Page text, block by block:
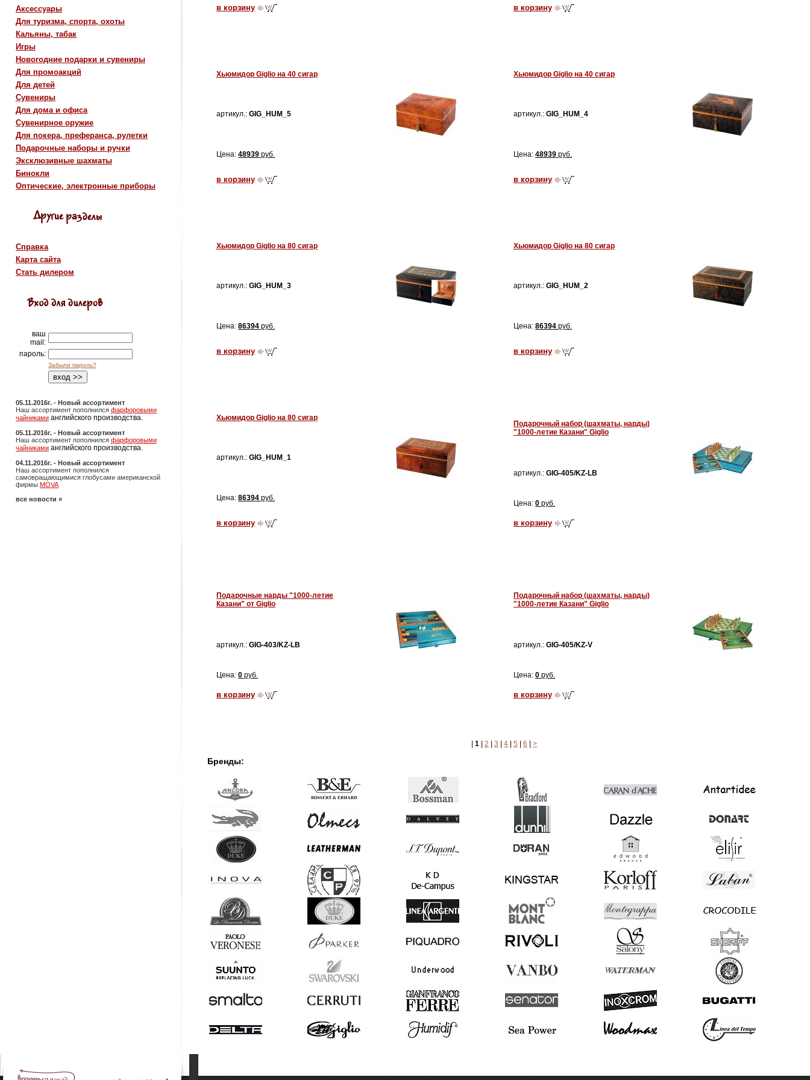
Аксессуары
Для туризма, спорта, охоты
Кальяны, табак
Игры
Новогодние подарки и сувениры
Для промоакций
Для детей
Сувениры
Для дома и офиса
Сувенирное оружие
Для покера, преферанса, рулетки
Подарочные наборы и ручки
Эксклюзивные шахматы
Бинокли
Оптические, электронные приборы
Справка
Карта сайта
Стать дилером
ваш
mail:
пароль:
Забыли пароль?
05.11.2016г. - Новый ассортимент
Наш ассортимент пополнился фарфоровыми
чайниками английского производства.
05.11.2016г. - Новый ассортимент
Наш ассортимент пополнился фарфоровыми
чайниками английского производства.
04.11.2016г. - Новый ассортимент
Наш ассортимент пополнился
самовращающимися глобусами американской
фирмы MOVA
все новости »
в корзину в корзину
Хьюмидор Giglio на 40 сигар
артикул.: GIG_HUM_5
Цена: 48939 руб.
в корзину
Хьюмидор Giglio на 40 сигар
артикул.: GIG_HUM_4
Цена: 48939 руб.
в корзину
Хьюмидор Giglio на 80 сигар
артикул.: GIG_HUM_3
Цена: 86394 руб.
в корзину
Хьюмидор Giglio на 80 сигар
артикул.: GIG_HUM_2
Цена: 86394 руб.
в корзину
Хьюмидор Giglio на 80 сигар
артикул.: GIG_HUM_1
Цена: 86394 руб.
в корзину
Подарочный набор (шахматы, нарды)
"1000-летие Казани" Giglio
артикул.: GIG-405/KZ-LB
Цена: 0 руб.
в корзину
Подарочные нарды "1000-летие
Казани" от Giglio
артикул.: GIG-403/KZ-LB
Цена: 0 руб.
в корзину
Подарочный набор (шахматы, нарды)
"1000-летие Казани" Giglio
артикул.: GIG-405/KZ-V
Цена: 0 руб.
в корзину
1 2 3 4 5 6 >
Бренды: